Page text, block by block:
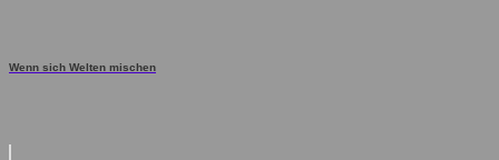
Wenn sich Welten mischen